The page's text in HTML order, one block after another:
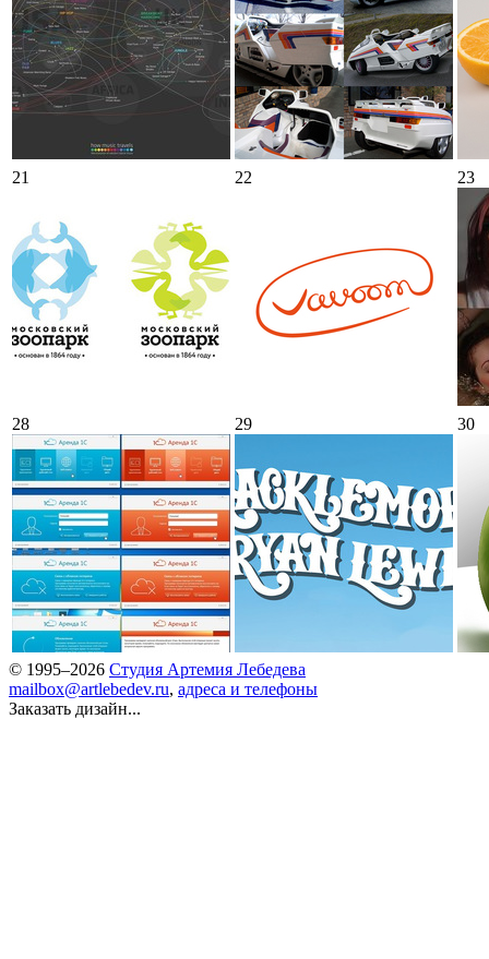
21 22 23
28 29 30
© 1995–2026 Студия Артемия Лебедева
mailbox@artlebedev.ru, адреса и телефоны
Заказать дизайн...